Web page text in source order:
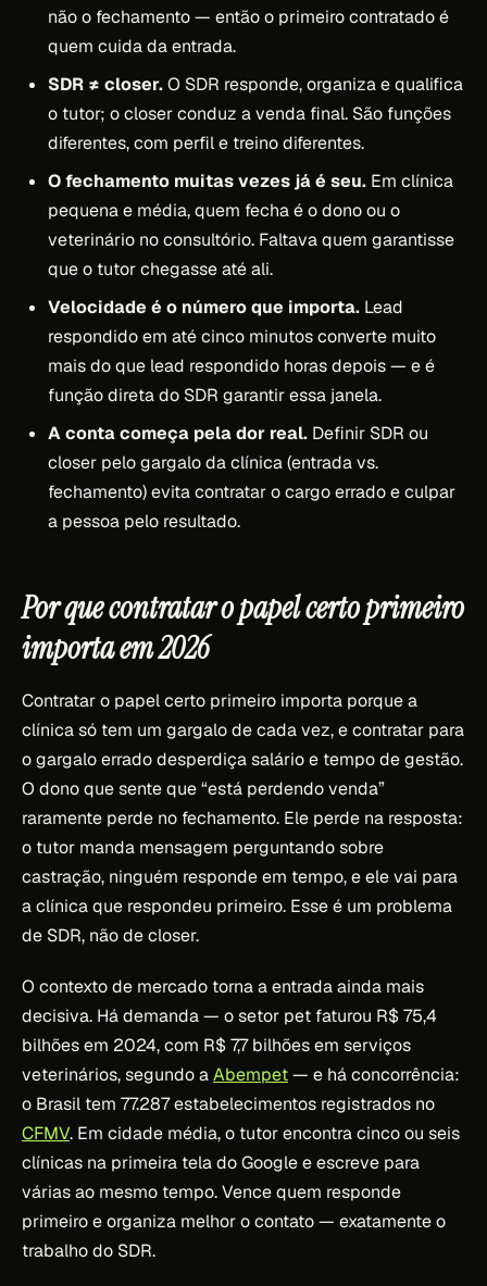
não o fechamento — então o primeiro contratado é
quem cuida da entrada.
SDR ≠ closer.O SDR responde, organiza e qualifica
o tutor; o closer conduz a venda final. São funções
diferentes, com perfil e treino diferentes.
O fechamento muitas vezes já é seu. Em clínica
pequena e média, quem fecha é o dono ou o
veterinário no consultório. Faltava quem garantisse
que o tutor chegasse até ali.
Velocidade é o número que importa. Lead
respondido em até cinco minutos converte muito
mais do que lead respondido horas depois — e é
função direta do SDR garantir essa janela.
A conta começa pela dor real. Definir SDR ou
closer pelo gargalo da clínica (entrada vs.
fechamento) evita contratar o cargo errado e culpar
a pessoa pelo resultado.
Por que contratar o papel certo primeiro
importa em 2026
Contratar o papel certo primeiro importa porque a
clínica só tem um gargalo de cada vez, e contratar para
o gargalo errado desperdiça salário e tempo de gestão.
O dono que sente que “está perdendo venda”
raramente perde no fechamento. Ele perde na resposta:
o tutor manda mensagem perguntando sobre
castração, ninguém responde em tempo, e ele vai para
a clínica que respondeu primeiro. Esse é um problema
de SDR, não de closer.
O contexto de mercado torna a entrada ainda mais
decisiva. Há demanda — o setor pet faturou R$ 75,4
bilhões em 2024, com R$ 7,7 bilhões em serviços
veterinários, segundo aAbempet— e há concorrência:
o Brasil tem 77.287 estabelecimentos registrados no
CFMV. Em cidade média, o tutor encontra cinco ou seis
clínicas na primeira tela do Google e escreve para
várias ao mesmo tempo. Vence quem responde
primeiro e organiza melhor o contato — exatamente o
trabalho do SDR.